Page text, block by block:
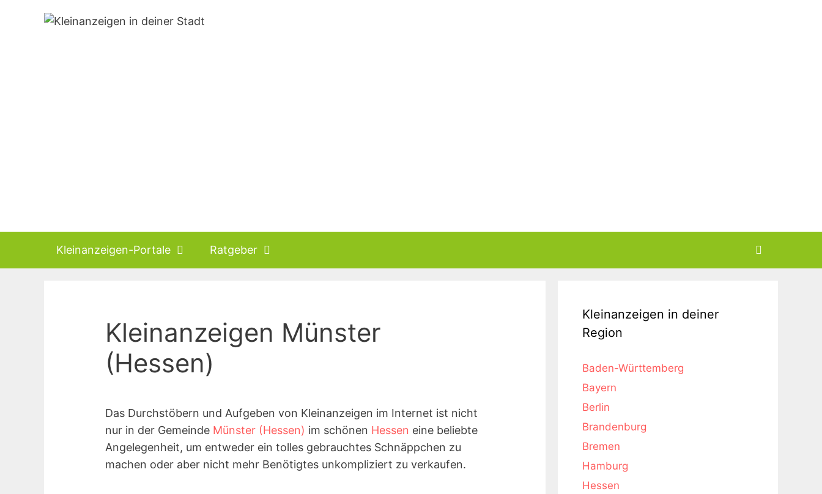
Kleinanzeigen-Portale Ratgeber
Kleinanzeigen Münster
(Hessen)
Das Durchstöbern und Aufgeben von Kleinanzeigen im Internet ist nicht
nur in der Gemeinde Münster (Hessen) im schönen Hessen eine beliebte
Angelegenheit, um entweder ein tolles gebrauchtes Schnäppchen zu
machen oder aber nicht mehr Benötigtes unkompliziert zu verkaufen.
Kleinanzeigen in deiner
Region
Baden-Württemberg
Bayern
Berlin
Brandenburg
Bremen
Hamburg
Hessen